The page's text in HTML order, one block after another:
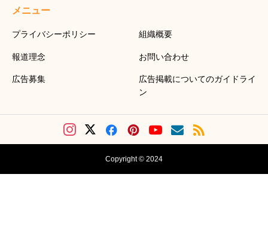
メニュー
プライバシーポリシー 組織概要
報道理念 お問い合わせ
広告募集
広告掲載についてのガイドライ
ン
Copyright © 2024